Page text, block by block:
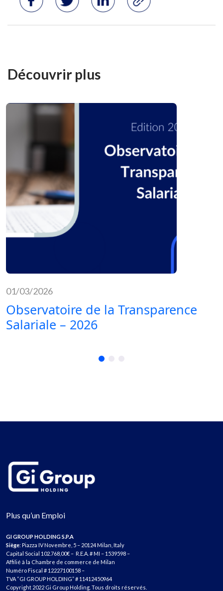
Découvrir plus
01/03/2026
Observatoire de la Transparence
Salariale – 2026
Plus qu’un Emploi
GI GROUP HOLDING S.P.A
Siège: Piazza IV Novembre, 5 – 20124 Milan, Italy
Capital Social 102.768,00€ – R.E.A. # MI – 1539598 –
Affilié à la Chambre de commerce de Milan
Numéro Fiscal # 12227100158 –
TVA “GI GROUP HOLDING” # 11412450964
Copyright 2022 Gi Group Holding. Tous droits réservés.